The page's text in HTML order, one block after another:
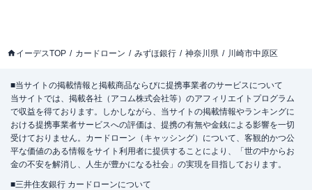
イーデスTOP カードローン みずほ銀行 神奈川県 川崎市中原区
■当サイトの掲載情報と掲載商品ならびに提携事業者のサービスについて
当サイトでは、掲載各社（アコム株式会社等）のアフィリエイトプログラム
で収益を得ております。しかしながら、当サイトの掲載情報やランキングに
おける提携事業者サービスへの評価は、提携の有無や金銭による影響を一切
受けておりません。カードローン（キャッシング）について、客観的かつ公
平な価値のある情報をサイト利用者に提供することにより、「世の中からお
金の不安を解消し、人生が豊かになる社会」の実現を目指しております。
■三井住友銀行 カードローンについて